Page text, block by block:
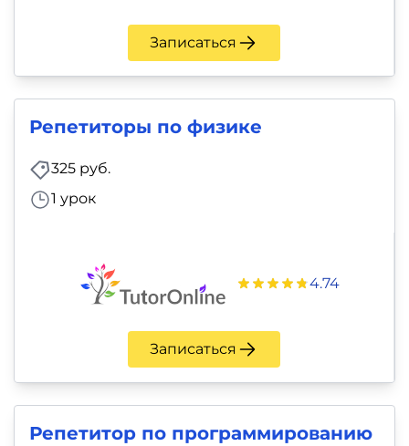
Записаться
Репетиторы по физике
325 руб.
1 урок
4.74
Записаться
Репетитор по программированию